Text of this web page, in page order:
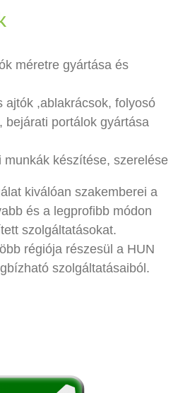
méretre gyártása és
ajtók ,ablakrácsok, folyosó
bejárati portálok gyártása
munkák készítése, szerelése
kiválóan szakemberei a
és a legprofibb módon
szolgáltatásokat.
régiója részesül a HUN
szolgáltatásaiból.